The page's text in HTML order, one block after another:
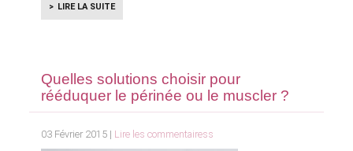
LIRE LA SUITE
Quelles solutions choisir pour
rééduquer le périnée ou le muscler ?
03 Février 2015 | Lire les commentairess